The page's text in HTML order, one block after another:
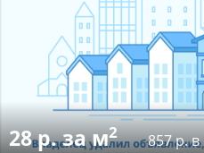
28 р. за м2 857 р. в